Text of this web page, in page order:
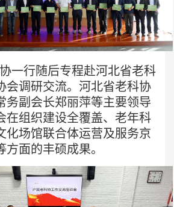
协一行随后专程赴河北省老科
会调研交流。河北省老科协
务副会长郑丽萍等主要领导
在组织建设全覆盖、老年科
化场馆联合体运营及服务京
面的丰硕成果。